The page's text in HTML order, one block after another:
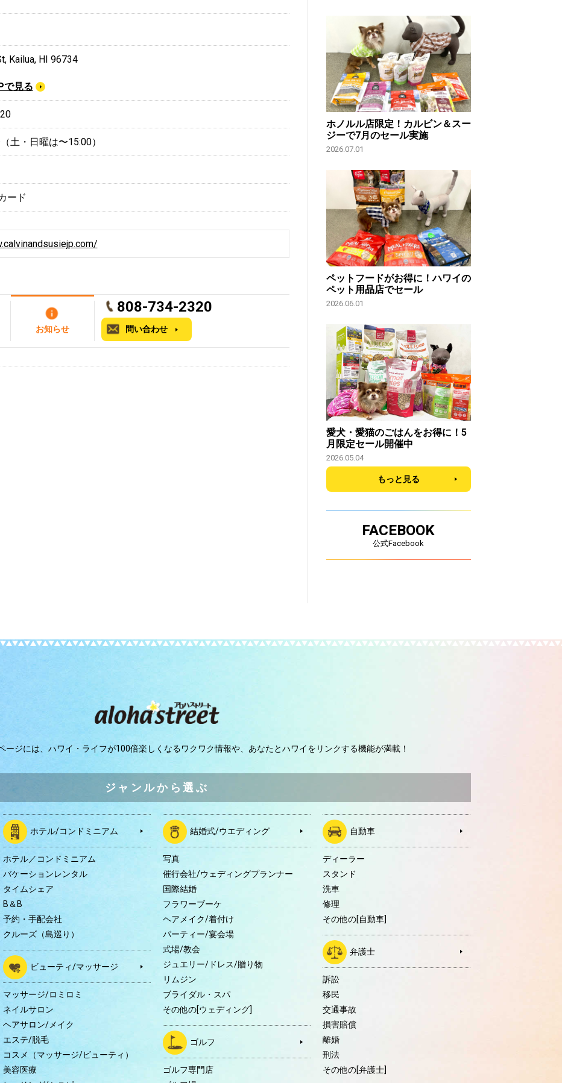
Kailua, HI 96734
で見る
土・日曜は〜15:00）
ード
お知らせ
808-734-2320
問い合わせ
ホノルル店限定！カルビン＆スー
ジーで7月のセール実施
2026.07.01
ペットフードがお得に！ハワイの
ペット用品店でセール
2026.06.01
愛犬・愛猫のごはんをお得に！5
月限定セール開催中
2026.05.04
もっと見る
FACEBOOK
公式Facebook
ージには、 ハワイ・ライフが100倍楽しくなるワクワク情報や、 あなたとハワイをリンクする機能が満載！
ジャンルから選ぶ
ホテル/コンドミニアム
ホテル／コンドミニアム
バケーションレンタル
タイムシェア
B＆B
予約・手配会社
クルーズ（島巡り）
ビューティ/マッサージ
マッサージ/ロミロミ
ネイルサロン
ヘアサロン/メイク
エステ/脱毛
コスメ（マッサージ/ビューティ）
美容医療
結婚式/ウエディング
写真
催行会社/ウェディングプランナー
国際結婚
フラワーブーケ
ヘアメイク/着付け
パーティー/宴会場
式場/教会
ジュエリー/ドレス/贈り物
リムジン
ブライダル・スパ
その他の[ウェディング]
ゴルフ
ゴルフ専門店
自動車
ディーラー
スタンド
洗車
修理
その他の[自動車]
弁護士
訴訟
移民
交通事故
損害賠償
離婚
刑法
その他の[弁護士]